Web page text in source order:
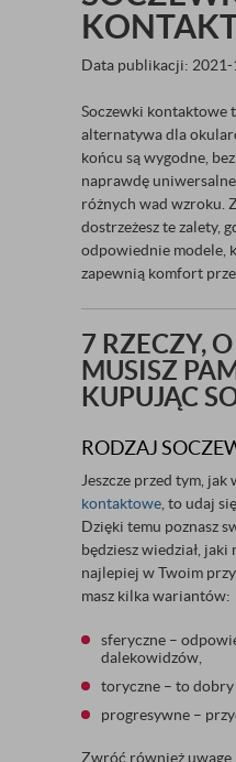
Data publikacji:
Soczewki kontaktowe
alternatywa dla
końcu są wygodne,
naprawdę
różnych wad wzroku.
dostrzeżesz te zalety,
odpowiednie modele,
zapewnią komfort
7 RZECZY,
MUSISZ
KUPUJĄC
RODZAJ
Jeszcze przed tym, jak
kontaktowe , to udaj
Dzięki temu poznasz
będziesz wiedział,
najlepiej w Twoim
masz kilka wariantów:
sferyczne –
dalekowidzów,
toryczne – to
progresywne –
Zwróć również uwagę